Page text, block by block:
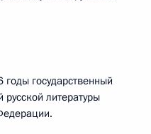
государственный
литературы